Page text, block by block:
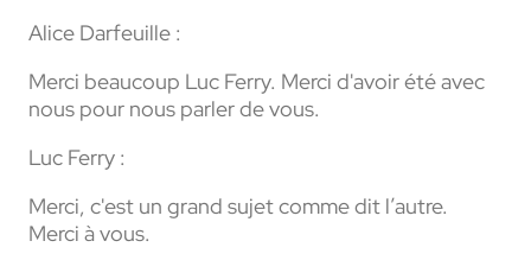
Alice Darfeuille :
Merci beaucoup Luc Ferry. Merci d'avoir été avec
nous pour nous parler de vous.
Luc Ferry :
Merci, c'est un grand sujet comme dit l’autre.
Merci à vous.